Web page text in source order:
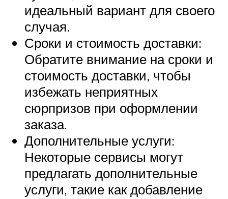
идеальный вариант для своего
случая.
Сроки и стоимость доставки:
Обратите внимание на сроки и
стоимость доставки, чтобы
избежать неприятных
сюрпризов при оформлении
заказа.
Дополнительные услуги:
Некоторые сервисы могут
предлагать дополнительные
услуги, такие как добавление